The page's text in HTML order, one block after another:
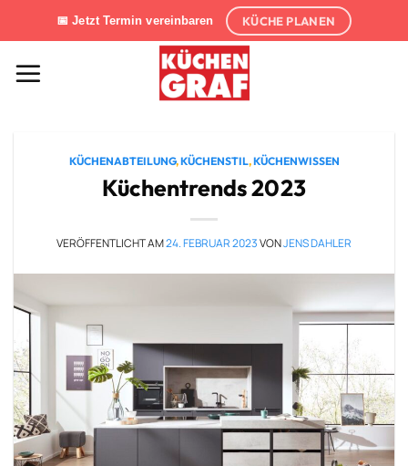
Inhalt
springen
📅 Jetzt Termin vereinbaren KÜCHE PLANEN
KÜCHENABTEILUNG,KÜCHENSTIL,KÜCHENWISSEN
Küchentrends 2023
VERÖFFENTLICHT AM24. FEBRUAR 2023VONJENS DAHLER